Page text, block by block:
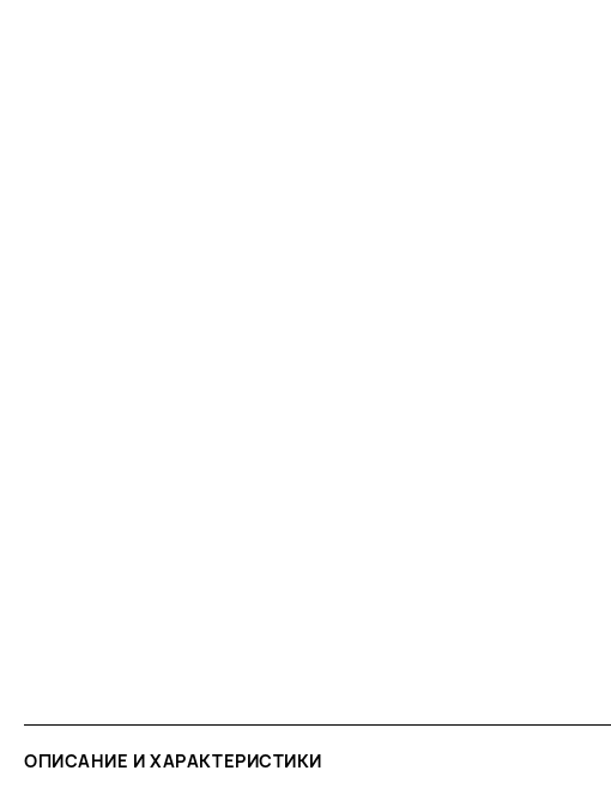
ОПИСАНИЕ И ХАРАКТЕРИСТИКИ